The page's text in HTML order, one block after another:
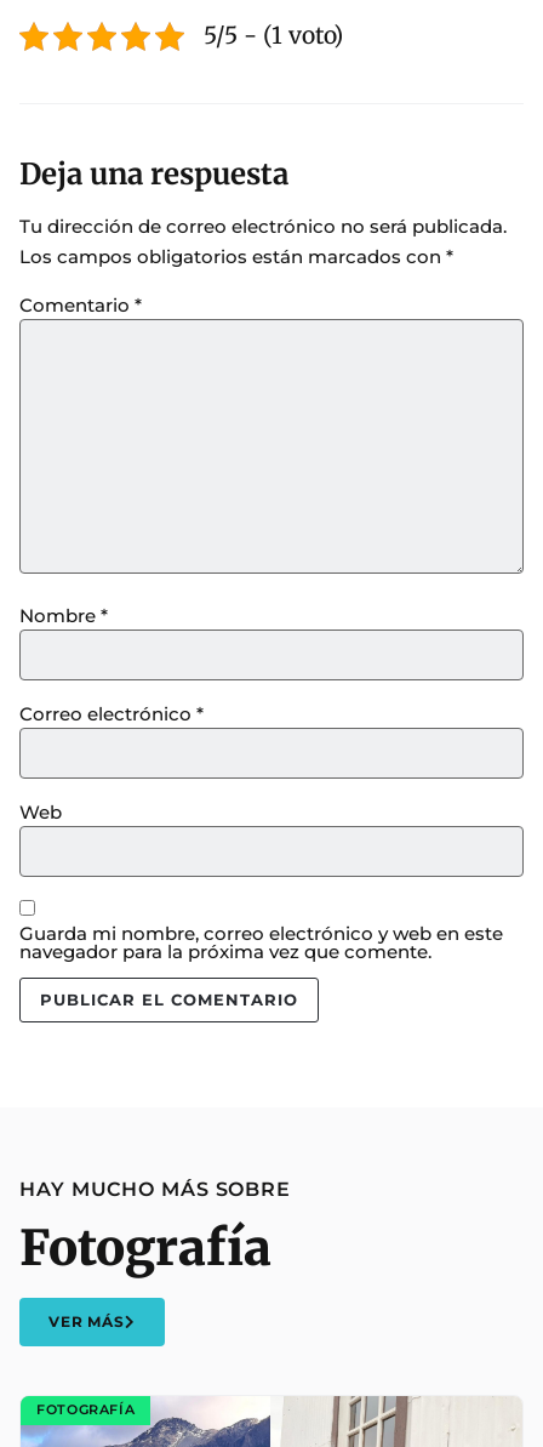
5/5 - (1 voto)
Deja una respuesta
Tu dirección de correo electrónico no será publicada.
Los campos obligatorios están marcados con *
Comentario *
Nombre *
Correo electrónico *
Web
Guarda mi nombre, correo electrónico y web en este
navegador para la próxima vez que comente.
HAY MUCHO MÁS SOBRE
Fotografía
VER MÁS
FOTOGRAFÍA